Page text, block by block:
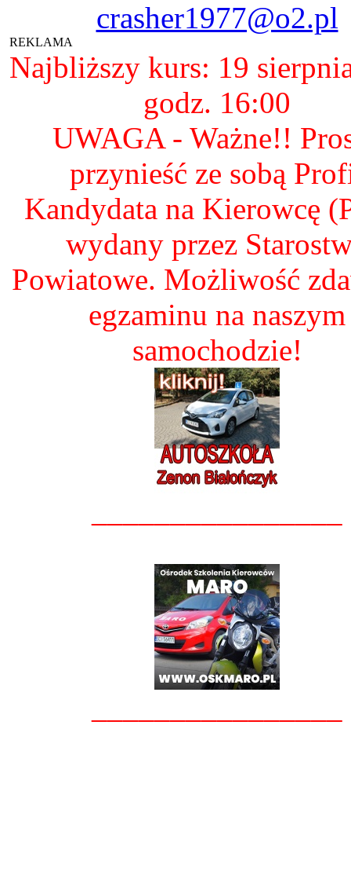
crasher1977@o2.pl
REKLAMA
Najbliższy kurs: 19
godz. 16:00
UWAGA - Ważne!!
przynieść ze sobą
Kandydata na Kierowcę
wydany przez
Powiatowe. Możliwość
egzaminu na naszym
samochodzie!